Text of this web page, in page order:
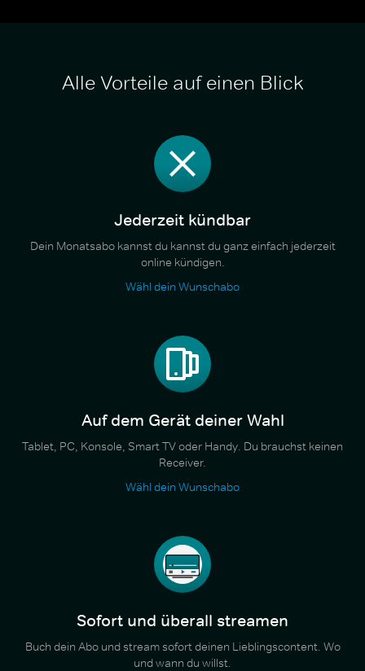
Alle Vorteile auf einen Blick
Jederzeit kündbar
Dein Monatsabo kannst du kannst du ganz einfach jederzeit
online kündigen.
Wähl dein Wunschabo
Auf dem Gerät deiner Wahl
Tablet, PC, Konsole, Smart TV oder Handy. Du brauchst keinen
Receiver.
Wähl dein Wunschabo
Sofort und überall streamen
Buch dein Abo und stream sofort deinen Lieblingscontent. Wo
und wann du willst.